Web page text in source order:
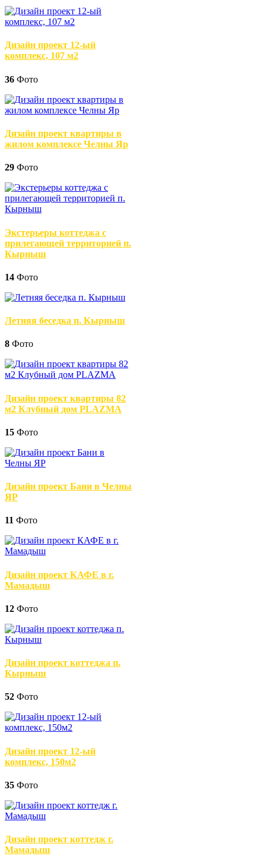
Дизайн проект 12-ый
комплекс, 107 м2
36 Фото
Дизайн проект квартиры в
жилом комплексе Челны Яр
29 Фото
Экстерьеры коттеджа с
прилегающей территорией п.
Кырныш
14 Фото
Летняя беседка п. Кырныш
8 Фото
Дизайн проект квартиры 82
м2 Клубный дом PLAZMA
15 Фото
Дизайн проект Бани в Челны
ЯР
11 Фото
Дизайн проект КАФЕ в г.
Мамадыш
12 Фото
Дизайн проект коттеджа п.
Кырныш
52 Фото
Дизайн проект 12-ый
комплекс, 150м2
35 Фото
Дизайн проект коттедж г.
Мамадыш